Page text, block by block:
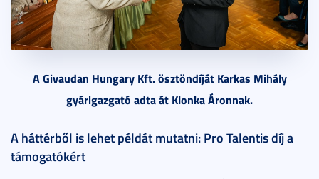
A Givaudan Hungary Kft. ösztöndíját Karkas Mihály
gyárigazgató adta át Klonka Áronnak.
A háttérből is lehet példát mutatni: Pro Talentis díj a
támogatókért